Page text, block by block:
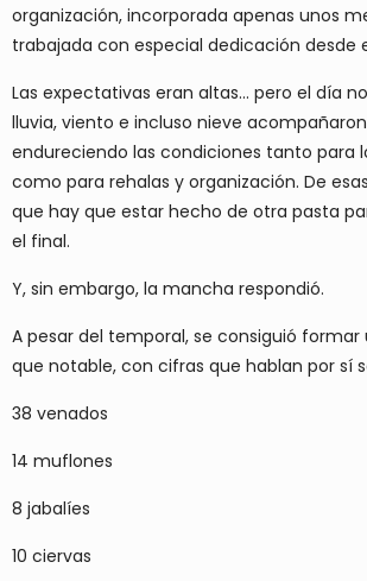
organización, incorporada apenas unos
trabajada con especial dedicación desde
Las expectativas eran altas… pero el día
lluvia, viento e incluso nieve
endureciendo las condiciones tanto para
como para rehalas y organización. De
que hay que estar hecho de otra pasta
el final.
Y, sin embargo, la mancha respondió.
A pesar del temporal, se consiguió
que notable, con cifras que hablan por sí
38 venados
14 muflones
8 jabalíes
10 ciervas